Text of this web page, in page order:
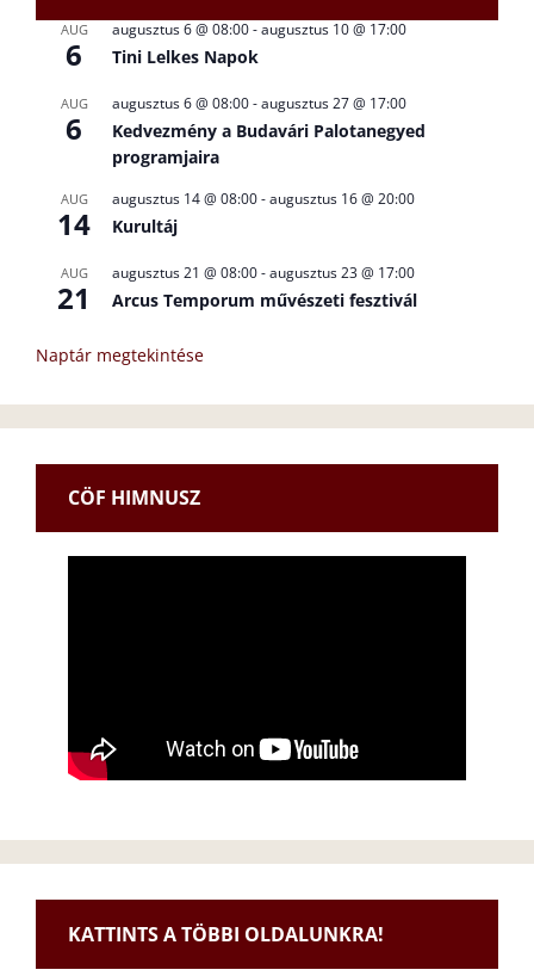
AUG
6
augusztus 6 @ 08:00-augusztus 10 @ 17:00
Tini Lelkes Napok
AUG
6
augusztus 6 @ 08:00-augusztus 27 @ 17:00
Kedvezmény a Budavári Palotanegyed
programjaira
AUG
14
augusztus 14 @ 08:00-augusztus 16 @ 20:00
Kurultáj
AUG
21
augusztus 21 @ 08:00-augusztus 23 @ 17:00
Arcus Temporum művészeti fesztivál
Naptár megtekintése
CÖF HIMNUSZ
KATTINTS A TÖBBI OLDALUNKRA!